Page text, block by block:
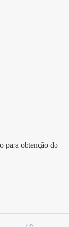
para obtenção do